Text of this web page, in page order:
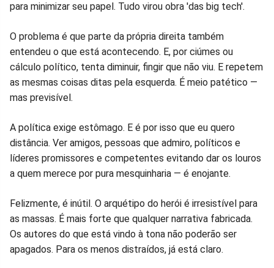
para minimizar seu papel. Tudo virou obra 'das big tech'.
O problema é que parte da própria direita também
entendeu o que está acontecendo. E, por ciúmes ou
cálculo político, tenta diminuir, fingir que não viu. E repetem
as mesmas coisas ditas pela esquerda. É meio patético —
mas previsível.
A política exige estômago. E é por isso que eu quero
distância. Ver amigos, pessoas que admiro, políticos e
líderes promissores e competentes evitando dar os louros
a quem merece por pura mesquinharia — é enojante.
Felizmente, é inútil. O arquétipo do herói é irresistível para
as massas. É mais forte que qualquer narrativa fabricada.
Os autores do que está vindo à tona não poderão ser
apagados. Para os menos distraídos, já está claro.